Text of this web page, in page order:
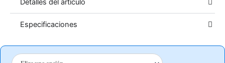
Detalles del artículo
Especificaciones
CLORO